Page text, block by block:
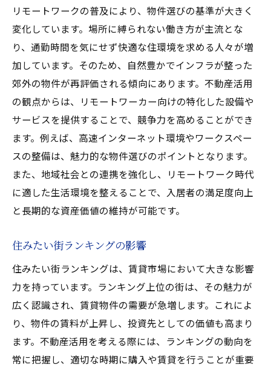
リモートワークの普及により、物件選びの基準が大きく
変化しています。場所に縛られない働き方が主流とな
り、通勤時間を気にせず快適な住環境を求める人々が増
加しています。そのため、自然豊かでインフラが整った
郊外の物件が再評価される傾向にあります。不動産活用
の観点からは、リモートワーカー向けの特化した設備や
サービスを提供することで、競争力を高めることができ
ます。例えば、高速インターネット環境やワークスペー
スの整備は、魅力的な物件選びのポイントとなります。
また、地域社会との連携を強化し、リモートワーク時代
に適した生活環境を整えることで、入居者の満足度向上
と長期的な資産価値の維持が可能です。
住みたい街ランキングの影響
住みたい街ランキングは、賃貸市場において大きな影響
力を持っています。ランキング上位の街は、その魅力が
広く認識され、賃貸物件の需要が急増します。これによ
り、物件の賃料が上昇し、投資先としての価値も高まり
ます。不動産活用を考える際には、ランキングの動向を
常に把握し、適切な時期に購入や賃貸を行うことが重要